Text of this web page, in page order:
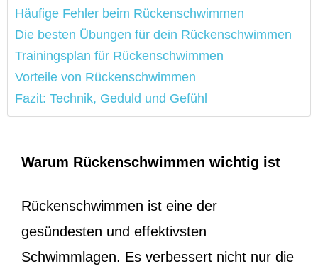
Häufige Fehler beim Rückenschwimmen
Die besten Übungen für dein Rückenschwimmen
Trainingsplan für Rückenschwimmen
Vorteile von Rückenschwimmen
Fazit: Technik, Geduld und Gefühl
Warum Rückenschwimmen wichtig ist
Rückenschwimmen ist eine der
gesündesten und effektivsten
Schwimmlagen. Es verbessert nicht nur die